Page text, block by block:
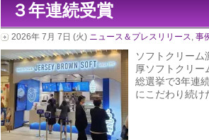
３年連続受賞
2026年 7月 7日 (火) ニュース＆プレスリリース, 事
ソフトクリーム
厚ソフトクリー
総選挙で3年連
にこだわり続け